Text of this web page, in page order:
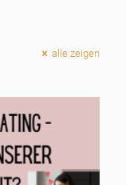
alle zeigen